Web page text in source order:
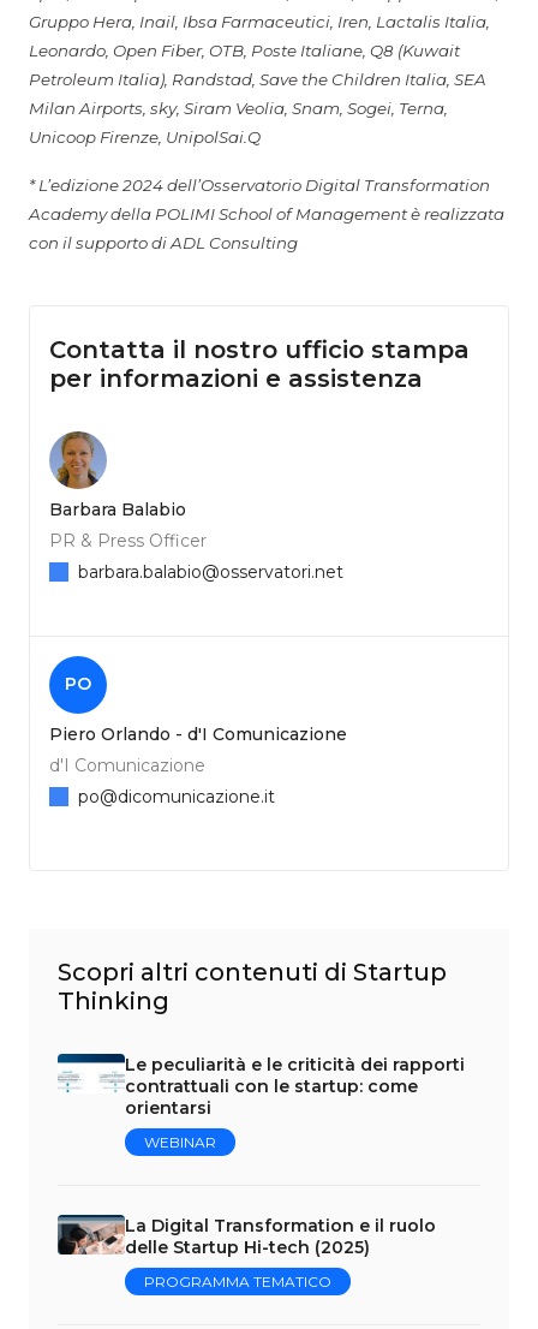
Gruppo Hera, Inail, Ibsa Farmaceutici, Iren, Lactalis Italia,
Leonardo, Open Fiber, OTB, Poste Italiane, Q8 (Kuwait
Petroleum Italia), Randstad, Save the Children Italia, SEA
Milan Airports, sky, Siram Veolia, Snam, Sogei, Terna,
Unicoop Firenze, UnipolSai.Q
* L’edizione 2024 dell’Osservatorio Digital Transformation
Academy della POLIMI School of Management è realizzata
con il supporto di ADL Consulting
Contatta il nostro ufficio stampa
per informazioni e assistenza
Barbara Balabio
PR & Press Officer
barbara.balabio@osservatori.net
PO
Piero Orlando - d'I Comunicazione
d'I Comunicazione
po@dicomunicazione.it
Scopri altri contenuti di Startup
Thinking
Le peculiarità e le criticità dei rapporti
contrattuali con le startup: come
orientarsi
WEBINAR
La Digital Transformation e il ruolo
delle Startup Hi-tech (2025)
PROGRAMMA TEMATICO